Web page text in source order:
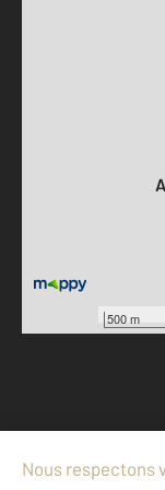
500 m